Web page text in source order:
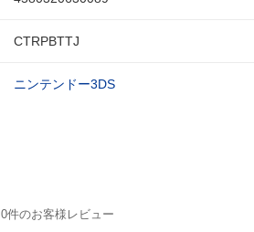
CTRPBTTJ
ニンテンドー3DS
0件のお客様レビュー